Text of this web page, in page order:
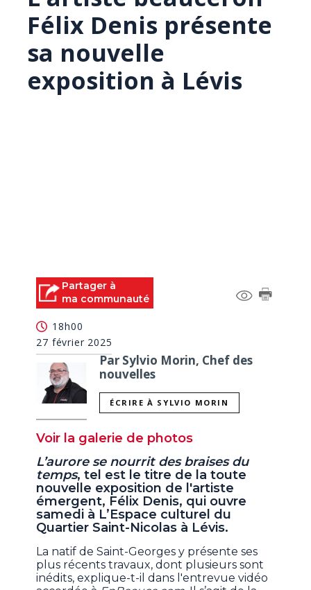
Félix Denis présente
sa nouvelle
exposition à Lévis
Partager à
ma communauté
18h00
27 février 2025
Par Sylvio Morin, Chef des
nouvelles
ÉCRIRE À SYLVIO MORIN
Voir la galerie de photos
L’aurore se nourrit des braises du
temps, tel est le titre de la toute
nouvelle exposition de l'artiste
émergent, Félix Denis, qui ouvre
samedi à L’Espace culturel du
Quartier Saint-Nicolas à Lévis.
La natif de Saint-Georges y présente ses
plus récents travaux, dont plusieurs sont
inédits, explique-t-il dans l'entrevue vidéo